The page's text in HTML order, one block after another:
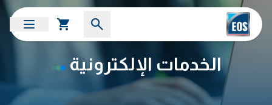
الخدمات الإلكترونية